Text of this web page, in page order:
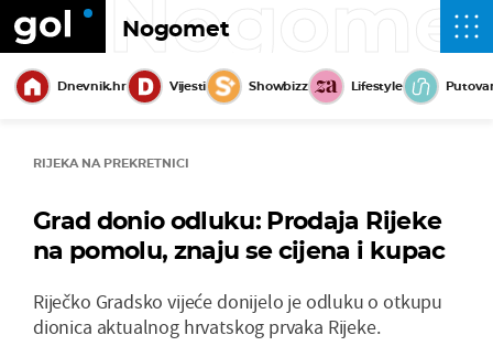
Nogomet
Dnevnik.hr Vijesti Showbizz Lifestyle
RIJEKA NA PREKRETNICI
Grad donio odluku: Prodaja Rijeke
na pomolu, znaju se cijena i kupac
Riječko Gradsko vijeće donijelo je odluku o otkupu
dionica aktualnog hrvatskog prvaka Rijeke.